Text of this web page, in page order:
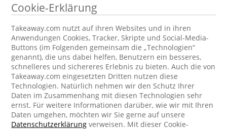
Cookie-Erklärung
Takeaway.com nutzt auf ihren Websites und in ihren
Anwendungen Cookies, Tracker, Skripte und Social-Media-
Buttons (im Folgenden gemeinsam die „Technologien“
genannt), die uns dabei helfen, Benutzern ein besseres,
schnelleres und sichereres Erlebnis zu bieten. Auch die von
Takeaway.com eingesetzten Dritten nutzen diese
Technologien. Natürlich nehmen wir den Schutz Ihrer
Daten im Zusammenhang mit diesen Technologien sehr
ernst. Für weitere Informationen darüber, wie wir mit Ihren
Daten umgehen, möchten wir Sie gerne auf unsere
Datenschutzerklärung verweisen. Mit dieser Cookie-